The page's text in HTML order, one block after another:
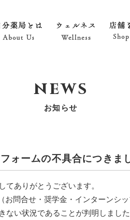
News 自分薬局とは About Us ウェルネス
news
お知らせ
ォームの不具合につきま
ありがとうございます。
問合せ・奨学金・インターンシッ
い状況であることが判明しました